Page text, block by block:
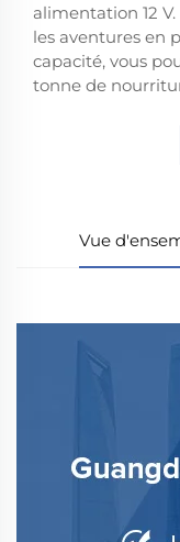
alimentation 12
les aventures en
capacité, vous
tonne de
Vue